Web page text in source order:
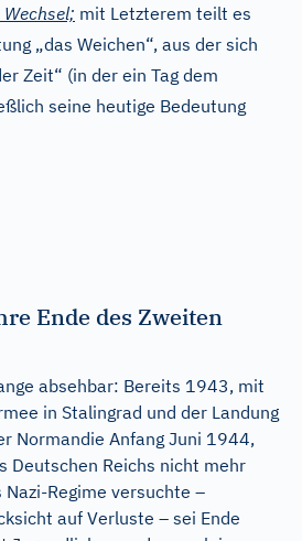
Wechsel; mit Letzterem teilt es
„das Weichen“, aus der sich
Zeit“ (in der ein Tag dem
seine heutige Bedeutung
Ende des Zweiten
absehbar: Bereits 1943, mit
in Stalingrad und der Landung
Normandie Anfang Juni 1944,
Deutschen Reichs nicht mehr
Regime versuchte –
auf Verluste – sei Ende